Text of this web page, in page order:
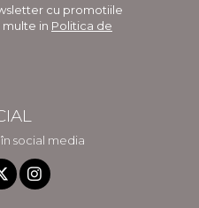
cu promotiile
multe in Politica de
social media